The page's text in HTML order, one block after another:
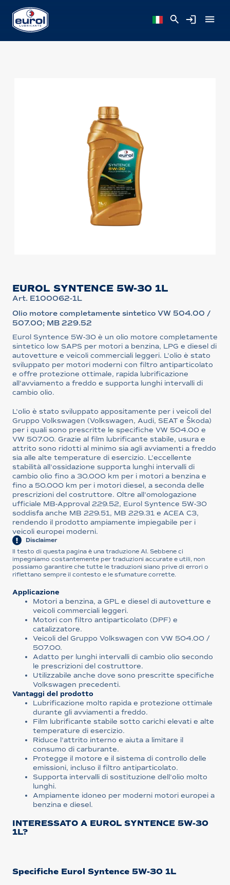
EUROL SYNTENCE 5W-30 1L
Art. E100062-1L
Olio motore completamente sintetico VW 504.00 /
507.00; MB 229.52
Eurol Syntence 5W-30 è un olio motore completamente
sintetico low SAPS per motori a benzina, LPG e diesel di
autovetture e veicoli commerciali leggeri. L'olio è stato
sviluppato per motori moderni con filtro antiparticolato
e offre protezione ottimale, rapida lubrificazione
all'avviamento a freddo e supporta lunghi intervalli di
cambio olio.
L'olio è stato sviluppato appositamente per i veicoli del
Gruppo Volkswagen (Volkswagen, Audi, SEAT e Škoda)
per i quali sono prescritte le specifiche VW 504.00 e
VW 507.00. Grazie al film lubrificante stabile, usura e
attrito sono ridotti al minimo sia agli avviamenti a freddo
sia alle alte temperature di esercizio. L'eccellente
stabilità all'ossidazione supporta lunghi intervalli di
cambio olio fino a 30.000 km per i motori a benzina e
fino a 50.000 km per i motori diesel, a seconda delle
prescrizioni del costruttore. Oltre all'omologazione
ufficiale MB-Approval 229.52, Eurol Syntence 5W-30
soddisfa anche MB 229.51, MB 229.31 e ACEA C3,
rendendo il prodotto ampiamente impiegabile per i
veicoli europei moderni.
Disclaimer
Il testo di questa pagina è una traduzione AI. Sebbene ci
impegniamo costantemente per traduzioni accurate e utili, non
possiamo garantire che tutte le traduzioni siano prive di errori o
riflettano sempre il contesto e le sfumature corrette.
Applicazione
Motori a benzina, a GPL e diesel di autovetture e
veicoli commerciali leggeri.
Motori con filtro antiparticolato (DPF) e
catalizzatore.
Veicoli del Gruppo Volkswagen con VW 504.00 /
507.00.
Adatto per lunghi intervalli di cambio olio secondo
le prescrizioni del costruttore.
Utilizzabile anche dove sono prescritte specifiche
Volkswagen precedenti.
Vantaggi del prodotto
Lubrificazione molto rapida e protezione ottimale
durante gli avviamenti a freddo.
Film lubrificante stabile sotto carichi elevati e alte
temperature di esercizio.
Riduce l'attrito interno e aiuta a limitare il
consumo di carburante.
Protegge il motore e il sistema di controllo delle
emissioni, incluso il filtro antiparticolato.
Supporta intervalli di sostituzione dell'olio molto
lunghi.
Ampiamente idoneo per moderni motori europei a
benzina e diesel.
INTERESSATO A EUROL SYNTENCE 5W-30
1L?
Specifiche Eurol Syntence 5W-30 1L